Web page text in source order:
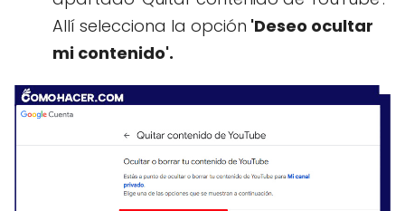
Allí selecciona la opción 'Deseo ocultar
mi contenido'.